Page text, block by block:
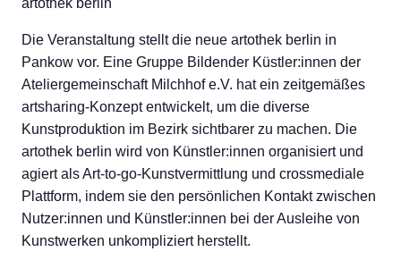
artothek berlin
Die Veranstaltung stellt die neue artothek berlin in
Pankow vor. Eine Gruppe Bildender Küstler:innen der
Ateliergemeinschaft Milchhof e.V. hat ein zeitgemäßes
artsharing-Konzept entwickelt, um die diverse
Kunstproduktion im Bezirk sichtbarer zu machen. Die
artothek berlin wird von Künstler:innen organisiert und
agiert als Art-to-go-Kunstvermittlung und crossmediale
Plattform, indem sie den persönlichen Kontakt zwischen
Nutzer:innen und Künstler:innen bei der Ausleihe von
Kunstwerken unkompliziert herstellt.